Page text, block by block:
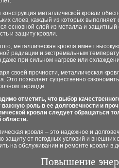
металлической кровли
слоев, каждый из которых
основной слой из металла и
и защиту кровли.
металлическая кровля имеет
радиации и экстремальным
даже при сильном нагреве или
своей прочности, металлическая
Это позволяет существенно
периоде.
отметить, что выбор
важную роль в ее долговечности и
кровли следует обращаться
области.
кровля – это надежное и
защиту от погодных условий и внешних
на обслуживании и ремонте кровли в
Повышение